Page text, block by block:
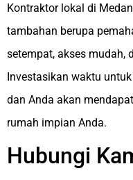
Kontraktor lokal di
tambahan berupa
setempat, akses mudah,
Investasikan waktu
dan Anda akan
rumah impian Anda.
Hubungi